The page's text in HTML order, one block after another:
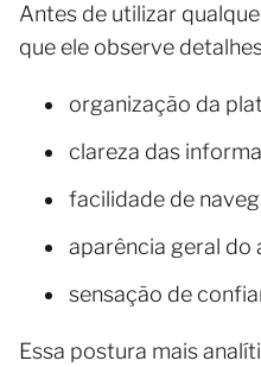
Antes de utilizar
que ele observe
organização da
clareza das
facilidade de
aparência geral do
sensação de
Essa postura mais